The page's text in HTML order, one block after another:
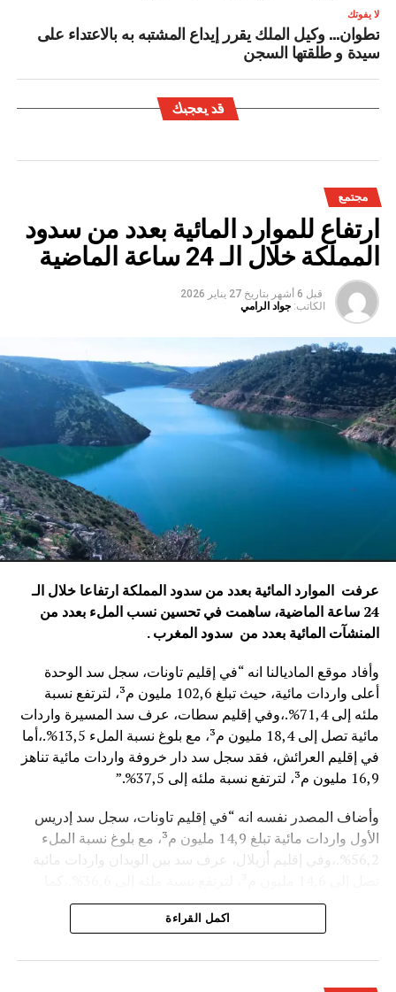
لا يفوتك
تطوان… وكيل الملك يقرر إيداع المشتبه به بالاعتداء على
سيدة و طلقتها السجن
قد يعجبك
مجتمع
ارتفاع للموارد المائية بعدد من سدود
المملكة خلال الـ 24 ساعة الماضية
قبل 6 أشهر بتاريخ 27 يناير 2026
الكاتب: جواد الرامي
عرفت الموارد المائية بعدد من سدود المملكة ارتفاعا خلال الـ
24 ساعة الماضية، ساهمت في تحسين نسب الملء بعدد من
المنشآت المائية بعدد من سدود المغرب .
وأفاد موقع الماديالنا انه “في إقليم تاونات، سجل سد الوحدة
أعلى واردات مائية، حيث تبلغ 102,6 مليون م³، لترتفع نسبة
ملئه إلى 71,4%.،وفي إقليم سطات، عرف سد المسيرة واردات
مائية تصل إلى 18,4 مليون م³، مع بلوغ نسبة الملء 13,5%.،أما
في إقليم العرائش، فقد سجل سد دار خروفة واردات مائية تناهز
16,9 مليون م³، لترتفع نسبة ملئه إلى 37,5%.”
وأضاف المصدر نفسه انه “في إقليم تاونات، سجل سد إدريس
الأول واردات مائية تبلغ 14,9 مليون م³، مع بلوغ نسبة الملء
56,2%.،وفي إقليم أزيلال، عرف سد بين الويدان واردات مائية
وتعكس هذه المعطيات الأثر الإيجابي على الثروة المائية
الوطنية،والفرشة المئية عموما ووقعها الايجابي على الفلاحة بعد
اكمل القراءة